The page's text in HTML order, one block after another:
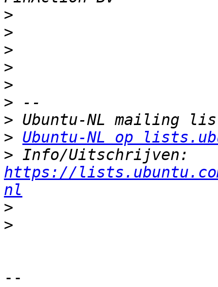
>
>
>
>
>
>
>
> Ubuntu-NL op
>
https://
nl
>
>
--